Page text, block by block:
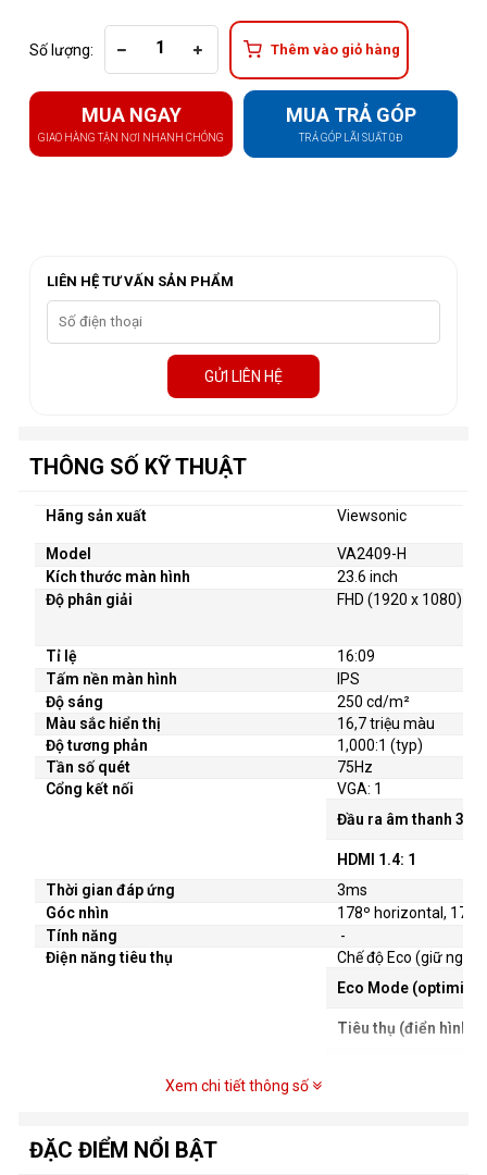
Số lượng: Thêm vào giỏ hàng
MUA NGAY
GIAO HÀNG TẬN NƠI NHANH CHÓNG
MUA TRẢ GÓP
TRẢ GÓP LÃI SUẤT 0Đ
LIÊN HỆ TƯ VẤN SẢN PHẨM
GỬI LIÊN HỆ
THÔNG SỐ KỸ THUẬT
Hãng sản xuất Viewsonic
Model
VA2409-H
Kích thước màn hình
23.6 inch
Độ phân giải
FHD (1920 x 1080)
Tỉ lệ
16:09
Tấm nền màn hình
IPS
Độ sáng
250 cd/m²
Màu sắc hiển thị
16,7 triệu màu
Độ tương phản
1,000:1 (typ)
Tần số quét
75Hz
Cổng kết nối
VGA: 1
Đầu ra âm thanh 3,5
HDMI 1.4: 1
Thời gian đáp ứng
3ms
Góc nhìn
178º horizontal,
Tính năng
-
Điện năng tiêu thụ
Chế độ Eco (giữ
Eco Mode
Tiêu thụ (điển hình):
Xem chi tiết thông số
ĐẶC ĐIỂM NỔI BẬT